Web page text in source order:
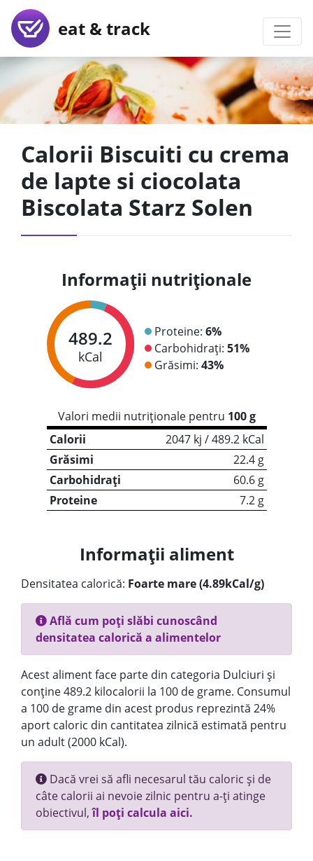
eat & track
Calorii Biscuiti cu crema
de lapte si ciocolata
Biscolata Starz Solen
Informații nutriționale
489.2
kCal
Proteine: 6%
Carbohidrați: 51%
Grăsimi: 43%
Valori medii nutriționale pentru 100 g
Calorii
2047 kj / 489.2 kCal
Grăsimi
22.4 g
Carbohidrați
60.6 g
Proteine
7.2 g
Informații aliment
Densitatea calorică: Foarte mare (4.89kCal/g)
Află cum poți slăbi cunoscând
densitatea calorică a alimentelor
Acest aliment face parte din categoria Dulciuri și
conține 489.2 kilocalorii la 100 de grame. Consumul
a 100 de grame din acest produs reprezintă 24%
aport caloric din cantitatea zilnică estimată pentru
un adult (2000 kCal).
Dacă vrei să afli necesarul tău caloric și de
câte calorii ai nevoie zilnic pentru a-ți atinge
obiectivul,îl poți calcula aici.